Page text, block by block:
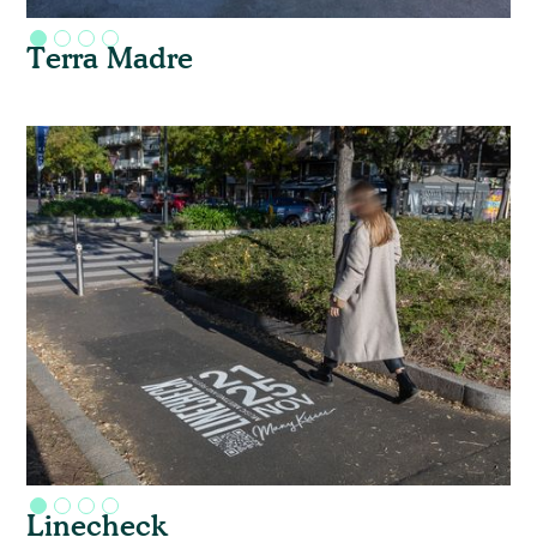
Terra Madre
Linecheck